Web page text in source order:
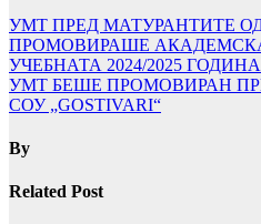
УМТ ПРЕД МАТУРАНТИТЕ ОД
ПРОМОВИРАШЕ
УЧЕБНАТА 2024/2025 ГОДИНА
УМТ БЕШЕ ПРОМОВИРАН
СОУ „GOSTIVARI“
By
Related Post